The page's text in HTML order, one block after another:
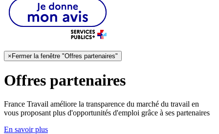
×Fermer la fenêtre "Offres partenaires"
Offres partenaires
France Travail améliore la transparence du marché du travail en
vous proposant plus d'opportunités d'emploi grâce à ses partenaires
En savoir plus